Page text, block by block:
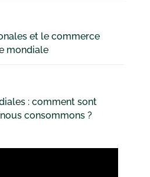
et le commerce
mondiale
: comment sont
consommons ?